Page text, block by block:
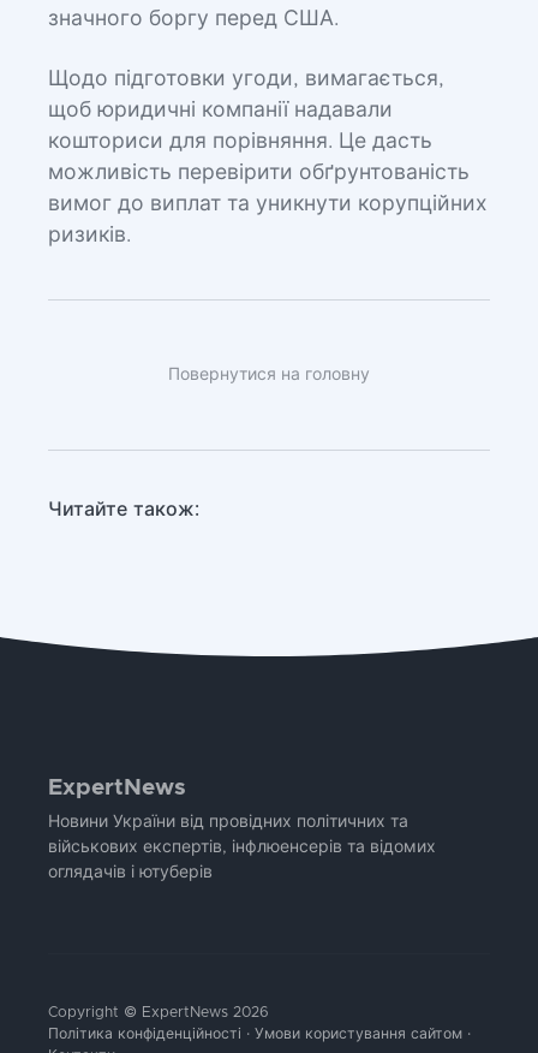
значного боргу перед США.
Щодо підготовки угоди, вимагається,
щоб юридичні компанії надавали
кошториси для порівняння. Це дасть
можливість перевірити обґрунтованість
вимог до виплат та уникнути корупційних
ризиків.
Повернутися на головну
Читайте також:
ExpertNews
Новини України від провідних політичних та
військових експертів, інфлюенсерів та відомих
оглядачів і ютуберів
Copyright © ExpertNews 2026
Політика конфіденційності · Умови користування сайтом ·